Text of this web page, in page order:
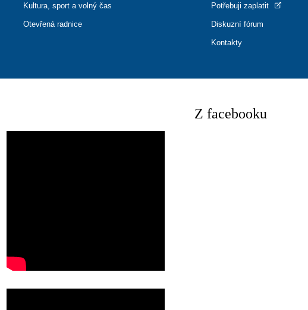
Kultura, sport a volný čas
Otevřená radnice
Potřebuji zaplatit
Diskuzní fórum
Kontakty
Z facebooku